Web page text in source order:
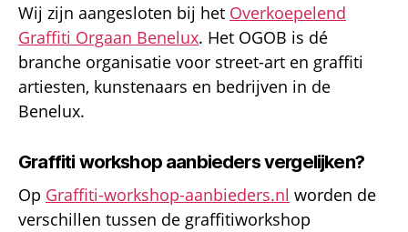
Wij zijn aangesloten bij het Overkoepelend
Graffiti Orgaan Benelux. Het OGOB is dé
branche organisatie voor street-art en graffiti
artiesten, kunstenaars en bedrijven in de
Benelux.
Graffiti workshop aanbieders vergelijken?
Op Graffiti-workshop-aanbieders.nl worden de
verschillen tussen de graffitiworkshop